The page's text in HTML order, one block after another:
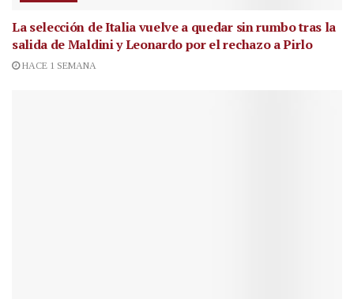
La selección de Italia vuelve a quedar sin rumbo tras la
salida de Maldini y Leonardo por el rechazo a Pirlo
HACE 1 SEMANA